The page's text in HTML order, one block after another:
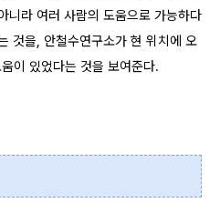
니라 여러 사람의 도움으로 가능하다
것을, 안철수연구소가 현 위치에 오
이 있었다는 것을 보여준다.